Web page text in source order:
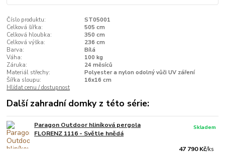
Číslo produktu:
ST05001
Celková šířka:
505 cm
Celková hloubka:
350 cm
Celková výška:
236 cm
Barva:
Bílá
Váha:
100 kg
Záruka:
24 měsíců
Materiál střechy:
Polyester a nylon odolný vůči UV záření
Šířka sloupu:
16x16 cm
Hlídat cenu / dostupnost
Další zahradní domky z této série:
Paragon Outdoor hliníková pergola
FLORENZ 1116 - Světle hnědá
47 790 Kč/ks
Skladem